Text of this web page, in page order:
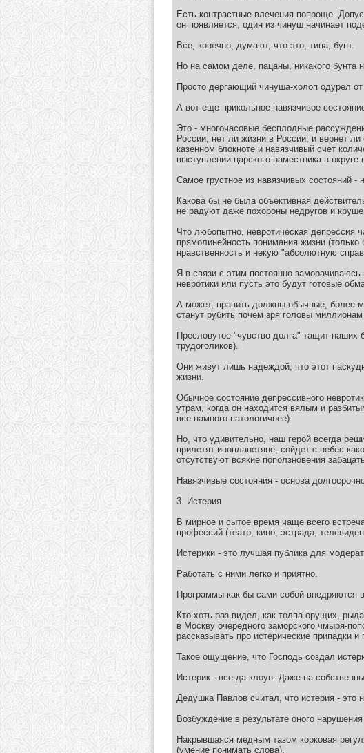
Есть контрастные влечения попроще.
он появляется, один из чинуш начинает
Все, конечно, думают, что это, типа, бунт.
Но на самом деле, пацаны, никакого бунта
Просто дергающий чинуша-холоп одурел от
А вот еще прикольное навязчивое
Это - многочасовые бесплодные
России, нет ли жизни в России; и вернет
казенном блокноте и навязчивый счет
выступлении царского наместника в
Самое грустное из навязчивых состояний -
Какова бы не была объективная
не радуют даже похороны недругов и
Что любопытно, невротическая депрессия
прямолинейность понимания жизни
нравственность и некую "абсолютную
Я в связи с этим постоянно
невротики или пусть это будут готовые
А может, править должны обычные, более-
станут рубить почем зря головы
Пресловутое "чувство долга" тащит наших
трудоголиков).
Они живут лишь надеждой, что этот
жизни.
Обычное состояние депрессивного
утрам, когда он находится вялым и
все намного патологичнее).
Но, что удивительно, наш герой всегда
прилетят инопланетяне, сойдет с небес
отсутствуют всякие поползновения
Навязчивые состояния - основа
3. Истерия
В мирное и сытое время чаще всего
профессий (театр, кино, эстрада,
Истерики - это лучшая публика для
Работать с ними легко и приятно.
Программы как бы сами собой внедряются
Кто хоть раз видел, как толпа орущих,
в Москву очередного заморского чмыря-
рассказывать про истерические припадки
Такое ощущение, что Господь создал
Истерик - всегда клоун. Даже на
Дедушка Павлов считал, что истерия - это
Возбуждение в результате оного
Накрывшаяся медным тазом корковая
(умение понимать слова).